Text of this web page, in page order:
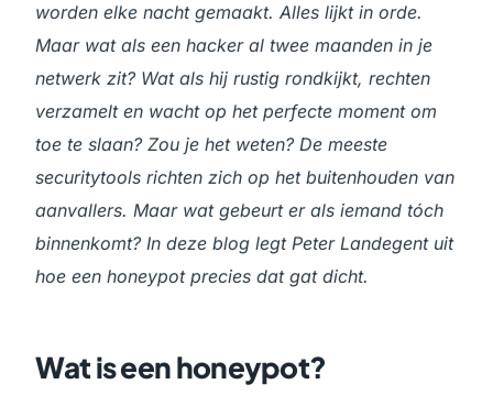
worden elke nacht gemaakt. Alles lijkt in orde.
Maar wat als een hacker al twee maanden in je
netwerk zit? Wat als hij rustig rondkijkt, rechten
verzamelt en wacht op het perfecte moment om
toe te slaan? Zou je het weten? De meeste
securitytools richten zich op het buitenhouden van
aanvallers. Maar wat gebeurt er als iemand tóch
binnenkomt? In deze blog legt Peter Landegent uit
hoe een honeypot precies dat gat dicht.
Wat is een honeypot?